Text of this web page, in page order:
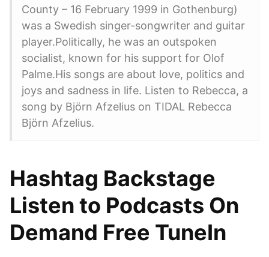
County – 16 February 1999 in Gothenburg)
was a Swedish singer-songwriter and guitar
player.Politically, he was an outspoken
socialist, known for his support for Olof
Palme.His songs are about love, politics and
joys and sadness in life. Listen to Rebecca, a
song by Björn Afzelius on TIDAL Rebecca
Björn Afzelius.
Hashtag Backstage
Listen to Podcasts On
Demand Free TuneIn